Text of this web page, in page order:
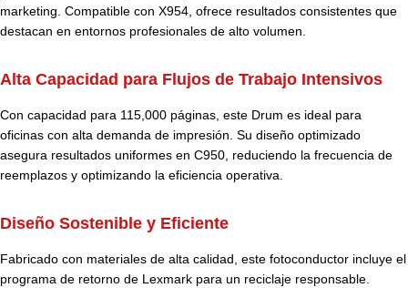
marketing. Compatible con X954, ofrece resultados consistentes que
destacan en entornos profesionales de alto volumen.
Alta Capacidad para Flujos de Trabajo Intensivos
Con capacidad para 115,000 páginas, este Drum es ideal para
oficinas con alta demanda de impresión. Su diseño optimizado
asegura resultados uniformes en C950, reduciendo la frecuencia de
reemplazos y optimizando la eficiencia operativa.
Diseño Sostenible y Eficiente
Fabricado con materiales de alta calidad, este fotoconductor incluye el
programa de retorno de Lexmark para un reciclaje responsable.